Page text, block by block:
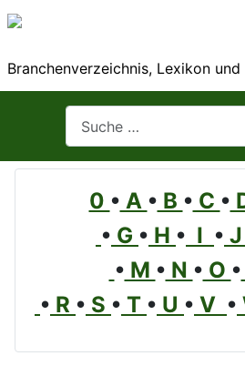
Branchenverzeichnis, Lexikon
0 • A • B • C •
• G • H • I • J
• M • N • O •
• R • S • T • U • V •